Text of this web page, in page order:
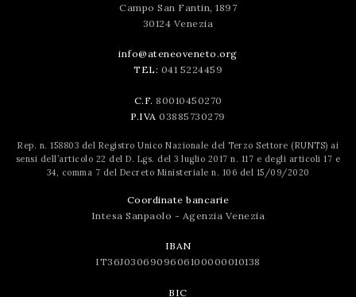
Campo San Fantin, 1897
30124 Venezia
info@ateneoveneto.org
TEL: 041 5224459
C.F. 80010450270
P.IVA 03885730279
Rep. n. 158803 del Registro Unico Nazionale del Terzo Settore (RUNTS) ai
sensi dell’articolo 22 del D. Lgs. del 3 luglio 2017 n. 117 e degli articoli 17 e
34, comma 7 del Decreto Ministeriale n. 106 del 15/09/2020
Coordinate bancarie
Intesa Sanpaolo - Agenzia Venezia
IBAN
IT36J0306909606100000010138
BIC